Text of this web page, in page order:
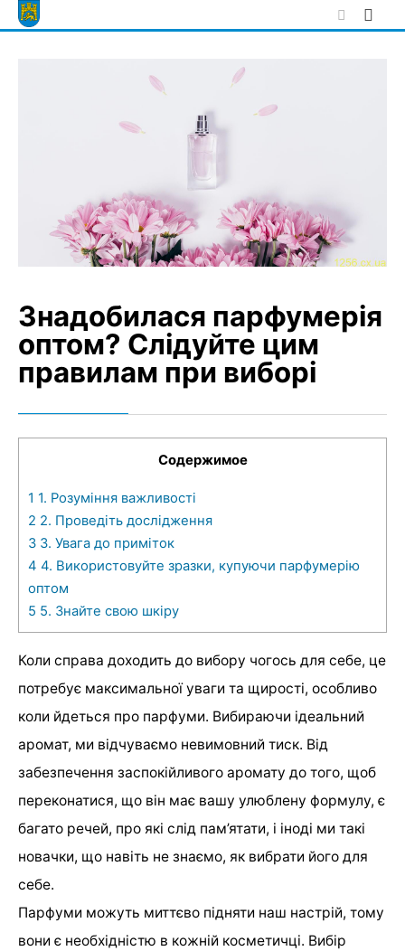
Skip
to
Знадобилася парфумерія
оптом? Слідуйте цим
правилам при виборі
Содержимое
1 1. Розуміння важливості
2 2. Проведіть дослідження
3 3. Увага до приміток
4 4. Використовуйте зразки, купуючи парфумерію
оптом
5 5. Знайте свою шкіру
Коли справа доходить до вибору чогось для себе, це
потребує максимальної уваги та щирості, особливо
коли йдеться про парфуми. Вибираючи ідеальний
аромат, ми відчуваємо невимовний тиск. Від
забезпечення заспокійливого аромату до того, щоб
переконатися, що він має вашу улюблену формулу, є
багато речей, про які слід пам’ятати, і іноді ми такі
новачки, що навіть не знаємо, як вибрати його для
себе.
Парфуми можуть миттєво підняти наш настрій, тому
вони є необхідністю в кожній косметичці. Вибір